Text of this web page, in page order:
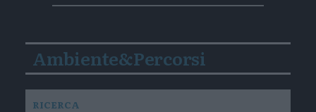
Ambiente&Percorsi
RICERCA